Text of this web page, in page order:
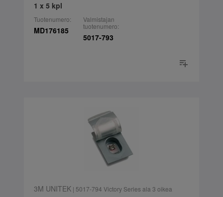
1 x 5 kpl
Tuotenumero:
MD176185
Valmistajan
tuotenumero:
5017-793
3M UNITEK| 5017-794 Victory Series ala 3 oikea